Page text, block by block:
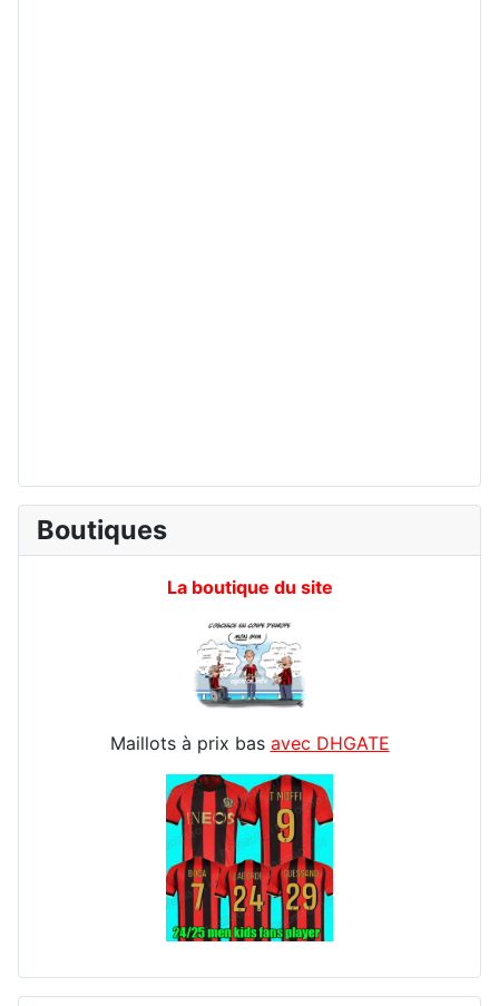
Boutiques
La boutique du site
Maillots à prix bas avec DHGATE